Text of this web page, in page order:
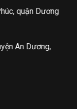
quận Dương
An Dương,